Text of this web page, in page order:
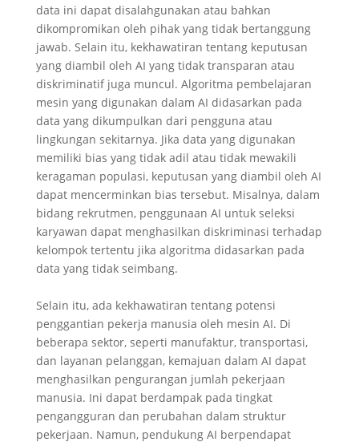
data ini dapat disalahgunakan atau bahkan
dikompromikan oleh pihak yang tidak bertanggung
jawab. Selain itu, kekhawatiran tentang keputusan
yang diambil oleh AI yang tidak transparan atau
diskriminatif juga muncul. Algoritma pembelajaran
mesin yang digunakan dalam AI didasarkan pada
data yang dikumpulkan dari pengguna atau
lingkungan sekitarnya. Jika data yang digunakan
memiliki bias yang tidak adil atau tidak mewakili
keragaman populasi, keputusan yang diambil oleh AI
dapat mencerminkan bias tersebut. Misalnya, dalam
bidang rekrutmen, penggunaan AI untuk seleksi
karyawan dapat menghasilkan diskriminasi terhadap
kelompok tertentu jika algoritma didasarkan pada
data yang tidak seimbang.
Selain itu, ada kekhawatiran tentang potensi
penggantian pekerja manusia oleh mesin AI. Di
beberapa sektor, seperti manufaktur, transportasi,
dan layanan pelanggan, kemajuan dalam AI dapat
menghasilkan pengurangan jumlah pekerjaan
manusia. Ini dapat berdampak pada tingkat
pengangguran dan perubahan dalam struktur
pekerjaan. Namun, pendukung AI berpendapat